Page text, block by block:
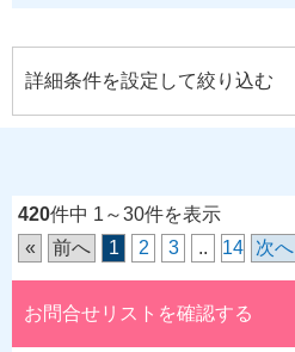
詳細条件を設定して絞り込む
420件中 1～30件を表示
«
前へ 1 2 3 .. 14 次へ
お問合せリストを確認する